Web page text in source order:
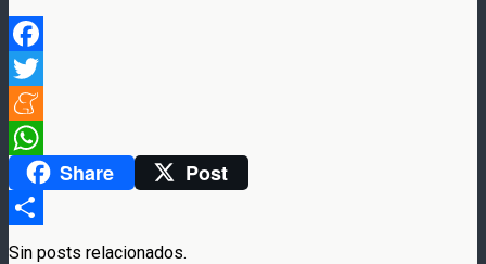
Facebook
Twitter
Meneame
WhatsAppShare Post
Compartir
Sin posts relacionados.